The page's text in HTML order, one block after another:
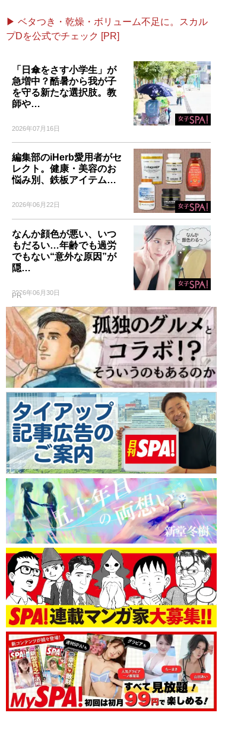
▶ ベタつき・乾燥・ボリューム不足に。スカル
プDを公式でチェック [PR]
「日傘をさす小学生」が
急増中？酷暑から我が子
を守る新たな選択肢。教
師や…
2026年07月16日
編集部のiHerb愛用者がセ
レクト。健康・美容のお
悩み別、鉄板アイテム…
2026年06月22日
なんか顔色が悪い、いつ
もだるい…年齢でも過労
でもない“意外な原因”が
隠…
2026年06月30日
PR